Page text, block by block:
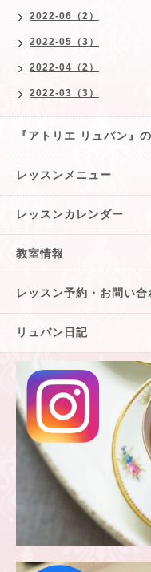
2022-06（2）
2022-05（3）
2022-04（2）
2022-03（3）
『アトリエ リュバン』
レッスンメニュー
レッスンカレンダー
教室情報
レッスン予約・お問い合
リュバン日記